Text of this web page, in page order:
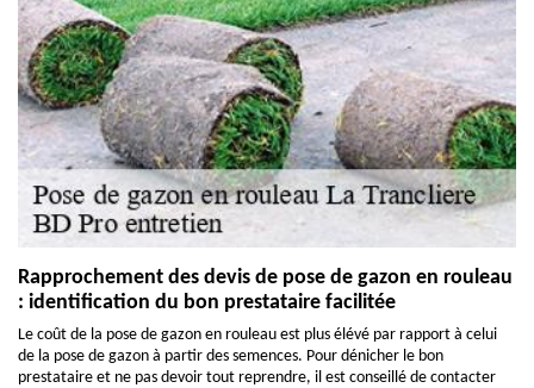
Rapprochement des devis de pose de gazon en rouleau
: identification du bon prestataire facilitée
Le coût de la pose de gazon en rouleau est plus élévé par rapport à celui
de la pose de gazon à partir des semences. Pour dénicher le bon
prestataire et ne pas devoir tout reprendre, il est conseillé de contacter